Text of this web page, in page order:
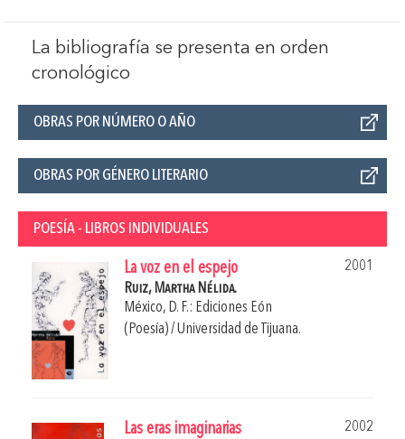
La bibliografía se presenta en orden
cronológico
OBRAS POR NÚMERO O AÑO
OBRAS POR GÉNERO LITERARIO
POESÍA - LIBROS INDIVIDUALES
La voz en el espejo
2001
Ruiz, Martha Nélida.
México, D. F.: Ediciones Eón
(Poesía) / Universidad de Tijuana.
Las eras imaginarias
2002